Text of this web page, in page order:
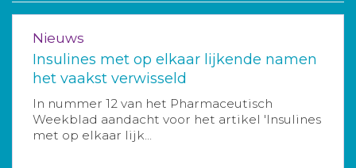
Nieuws
Insulines met op elkaar lijkende namen
het vaakst verwisseld
In nummer 12 van het Pharmaceutisch
Weekblad aandacht voor het artikel 'Insulines
met op elkaar lijk...